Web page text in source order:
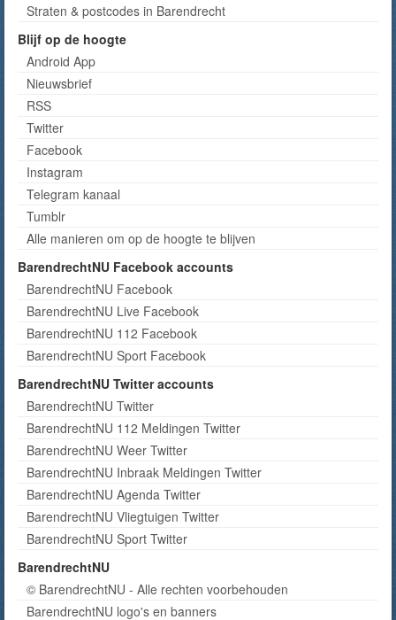
Straten & postcodes in Barendrecht
Blijf op de hoogte
Android App
Nieuwsbrief
RSS
Twitter
Facebook
Instagram
Telegram kanaal
Tumblr
Alle manieren om op de hoogte te blijven
BarendrechtNU Facebook accounts
BarendrechtNU Facebook
BarendrechtNU Live Facebook
BarendrechtNU 112 Facebook
BarendrechtNU Sport Facebook
BarendrechtNU Twitter accounts
BarendrechtNU Twitter
BarendrechtNU 112 Meldingen Twitter
BarendrechtNU Weer Twitter
BarendrechtNU Inbraak Meldingen Twitter
BarendrechtNU Agenda Twitter
BarendrechtNU Vliegtuigen Twitter
BarendrechtNU Sport Twitter
BarendrechtNU
© BarendrechtNU - Alle rechten voorbehouden
BarendrechtNU logo's en banners